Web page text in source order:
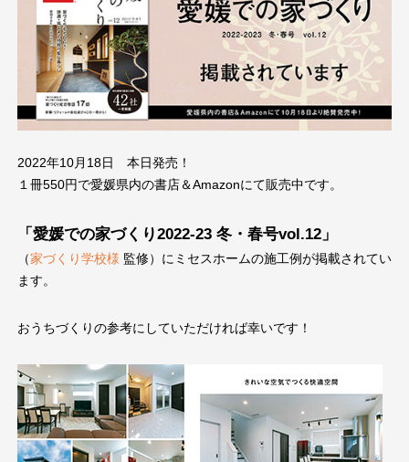
2022年10月18日 本日発売！
１冊550円で愛媛県内の書店＆Amazonにて販売中です。
「愛媛での家づくり2022-23 冬・春号vol.12」
（家づくり学校様 監修）にミセスホームの施工例が掲載されてい
ます。
おうちづくりの参考にしていただければ幸いです！